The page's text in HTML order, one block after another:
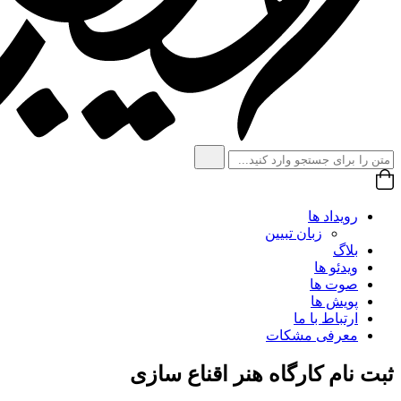
رویداد ها
زبان تبیین
بلاگ
ویدئو ها
صوت ها
پویش ها
ارتباط با ما
معرفی مشکات
ثبت نام کارگاه هنر اقناع سازی